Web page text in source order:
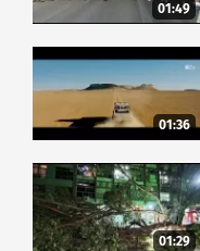
01:49
01:36
01:29